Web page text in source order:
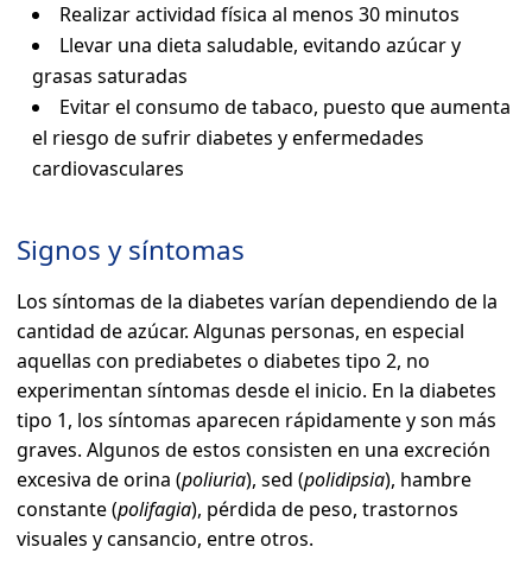
Realizar actividad física al menos 30 minutos
Llevar una dieta saludable, evitando azúcar y
grasas saturadas
Evitar el consumo de tabaco, puesto que aumenta
el riesgo de sufrir diabetes y enfermedades
cardiovasculares
Signos y síntomas
Los síntomas de la diabetes varían dependiendo de la
cantidad de azúcar. Algunas personas, en especial
aquellas con prediabetes o diabetes tipo 2, no
experimentan síntomas desde el inicio. En la diabetes
tipo 1, los síntomas aparecen rápidamente y son más
graves. Algunos de estos consisten en una excreción
excesiva de orina (poliuria), sed (polidipsia), hambre
constante (polifagia), pérdida de peso, trastornos
visuales y cansancio, entre otros.